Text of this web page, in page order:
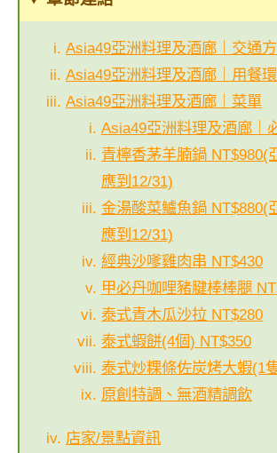
Asia49亞洲料理及酒廊｜交通
Asia49亞洲料理及酒廊｜用餐
Asia49亞洲料理及酒廊｜菜單
Asia49亞洲料理及酒廊｜
青檸香茅羊腩鍋 NT$980(
應到12/31)
金湯酸菜鱸魚鍋 NT$880(
應到12/31)
經典沙嗲雞肉串 NT$430
甲必丹咖哩豬腱棒棒腿
泰式青木瓜沙拉 NT$280
泰式蝦餅(4個) NT$350
泰式炒粿條佐炭烤大蝦(1
原創特調、無酒精調飲
店家/景點資訊